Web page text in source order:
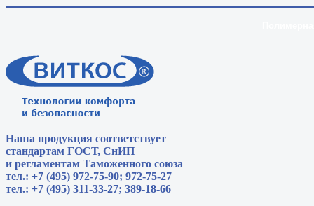
Наша продукция соответствует
стандартам ГОСТ, СнИП
и регламентам Таможенного союза
тел.: +7 (495) 972-75-90; 972-75-27
тел.: +7 (495) 311-33-27; 389-18-66